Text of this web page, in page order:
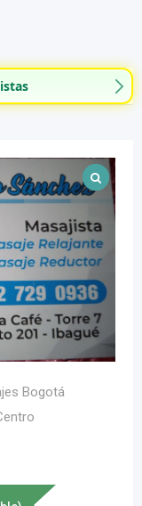
Bogotá